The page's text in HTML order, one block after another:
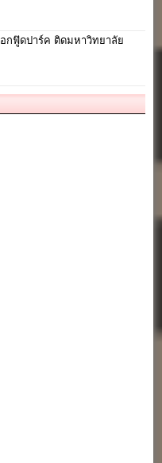
กฟู๊ดปาร์ค ติดมหาวิทยาลัย